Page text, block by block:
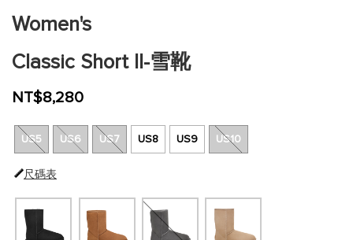
庫
開
Women's
Classic Short II-雪靴
NT$8,280
US5 US6 US7 US8 US9 US10
尺碼表